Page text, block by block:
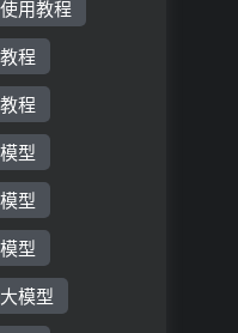
用教程
程
程
型
型
型
模型